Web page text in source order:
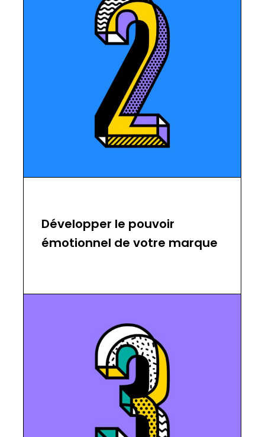
Développer le pouvoir
émotionnel de votre marque